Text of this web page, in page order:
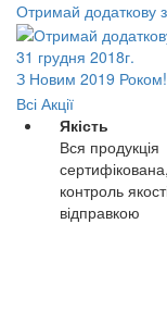
Отримай додаткову
31 грудня 2018г.
З Новим 2019 Роком!
Всі Акції
Якість
Вся продукція
контроль
відправкою